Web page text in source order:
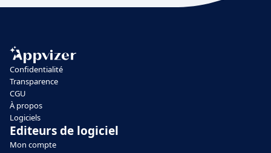
Confidentialité
Transparence
CGU
À propos
Logiciels
Editeurs de logiciel
Mon compte